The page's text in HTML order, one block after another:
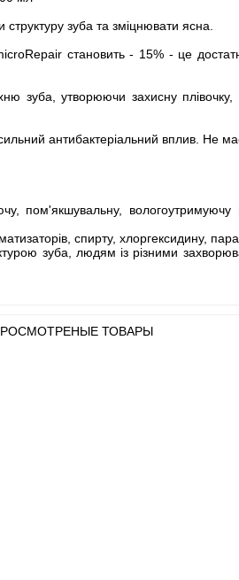
зуба та зміцнювати ясна.
становить - 15% - це
зуба, утворюючи захисну
антибактеріальний вплив. Не
вологоутримуючу
спирту, хлоргексидину,
зуба, людям із різними
ТОВАРЫ